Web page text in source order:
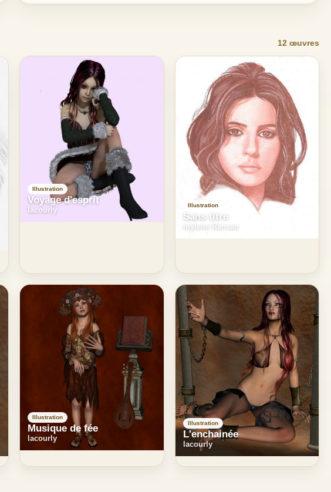
12 œuvres
Illustration
Voyage d'esprit
lacourly
Illustration
Sans titre
mylene Ransan
Illustration
Musique de fée
lacourly
Illustration
L'enchainée
lacourly